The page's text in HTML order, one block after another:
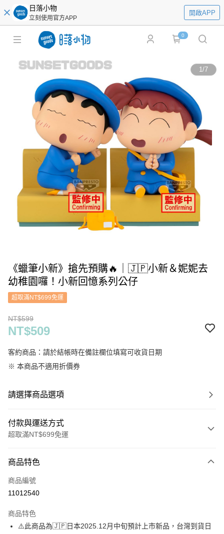
日落小物
立刻使用官方APP
開啟APP
0
1/7
《蠟筆小新》搶先預購🔥｜🇯🇵小新＆妮妮去
幼稚園囉！小新回憶系列公仔
超取滿NT$699免運
NT$599
NT$509
客約商品：請於結帳時在備註欄位填寫可收貨日期
※ 本商品不適用折價券
請選擇商品選項
付款與運送方式
超取滿NT$699免運
信用卡一次付款
超商取貨付款
Apple Pay
商品特色
商品編號
11012540
商品特色
⚠️此商品為🇯🇵日本2025.12月中旬預計上市新品，台灣到貨日